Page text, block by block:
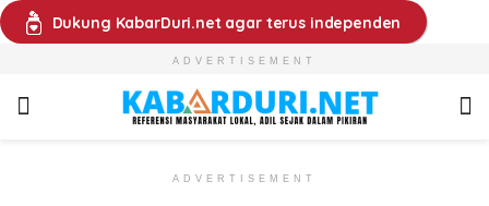
Dukung KabarDuri.net agar terus independen
ADVERTISEMENT
ADVERTISEMENT